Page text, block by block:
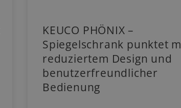
KEUCO PHÖNIX –
Spiegelschrank punktet
reduziertem Design und
benutzerfreundlicher
Bedienung